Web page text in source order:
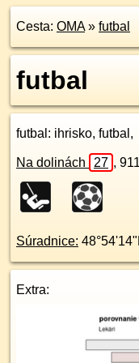
Cesta: OMA» futbal
futbal
futbal : ihrisko, futbal,
Na dolinách 27 ,
Súradnice:
Extra: